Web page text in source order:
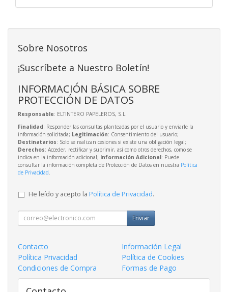
Sobre Nosotros
¡Suscríbete a Nuestro Boletín!
INFORMACIÓN BÁSICA SOBRE
PROTECCIÓN DE DATOS
Responsable: ELTINTERO PAPELEROS, S.L.
Finalidad: Responder las consultas planteadas por el usuario y enviarle la
información solicitada; Legitimación: Consentimiento del usuario;
Destinatarios: Solo se realizan cesiones si existe una obligación legal;
Derechos: Acceder, rectificar y suprimir, así como otros derechos, como se
indica en la información adicional; Información Adicional: Puede
consultar la información completa de Protección de Datos en nuestra Política
de Privacidad
He leído y acepto la Política de Privacidad.
Enviar
Contacto
Información Legal
Política Privacidad
Política de Cookies
Condiciones de Compra
Formas de Pago